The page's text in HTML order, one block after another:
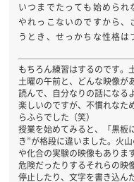
いつまでたっても始めら
やれっこないのですから
うとき、せっかちな性格は
もちろん練習はするのです。
土曜の午前と、どんな映像が
読んで、自分なりの話になる
楽しいのですが、不慣れなた
らふらでした（笑）
授業を始めてみると、「黒板
き”が格段に違いました。火
や化合の実験の映像もありま
危険だったりするそれらの映
停止したり、文字を書き込ん